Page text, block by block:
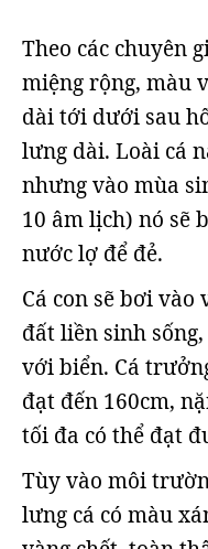
Theo các chuyên
miệng rộng, màu
dài tới dưới sau
lưng dài. Loài cá
nhưng vào mùa
10 âm lịch) nó sẽ
nước lợ để đẻ.
Cá con sẽ bơi
đất liền sinh
với biển. Cá
đạt đến 160cm,
tối đa có thể đạt
Tùy vào môi
lưng cá có màu